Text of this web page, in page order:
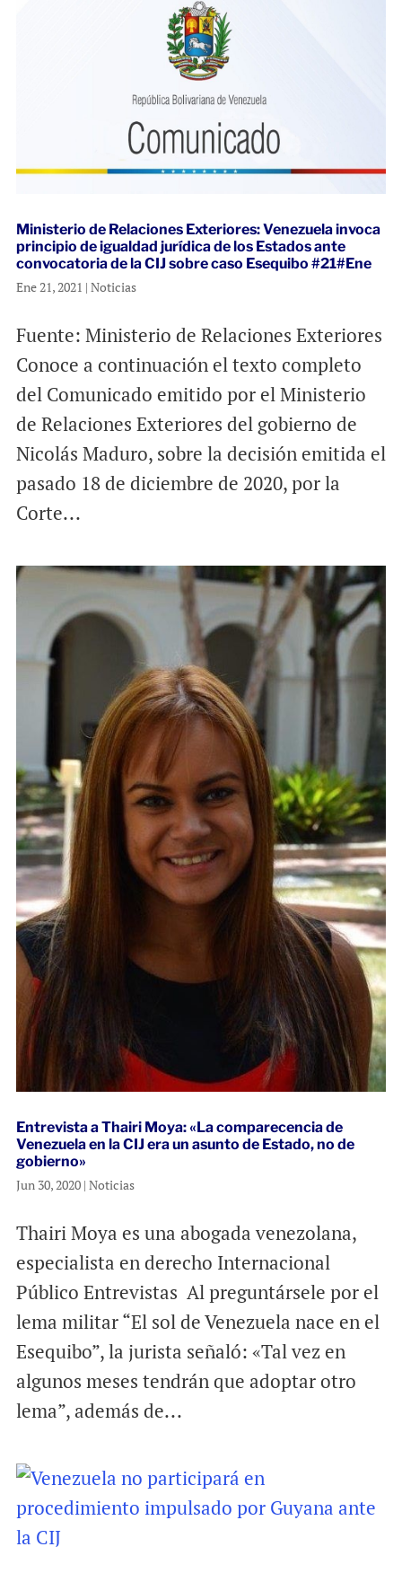
Ministerio de Relaciones Exteriores: Venezuela invoca
principio de igualdad jurídica de los Estados ante
convocatoria de la CIJ sobre caso Esequibo #21#Ene
Ene 21, 2021 | Noticias
Fuente: Ministerio de Relaciones Exteriores
Conoce a continuación el texto completo
del Comunicado emitido por el Ministerio
de Relaciones Exteriores del gobierno de
Nicolás Maduro, sobre la decisión emitida el
pasado 18 de diciembre de 2020, por la
Corte...
Entrevista a Thairi Moya: «La comparecencia de
Venezuela en la CIJ era un asunto de Estado, no de
gobierno»
Jun 30, 2020| Noticias
Thairi Moya es una abogada venezolana,
especialista en derecho Internacional
Público Entrevistas Al preguntársele por el
lema militar “El sol de Venezuela nace en el
Esequibo”, la jurista señaló: «Tal vez en
algunos meses tendrán que adoptar otro
lema”, además de...